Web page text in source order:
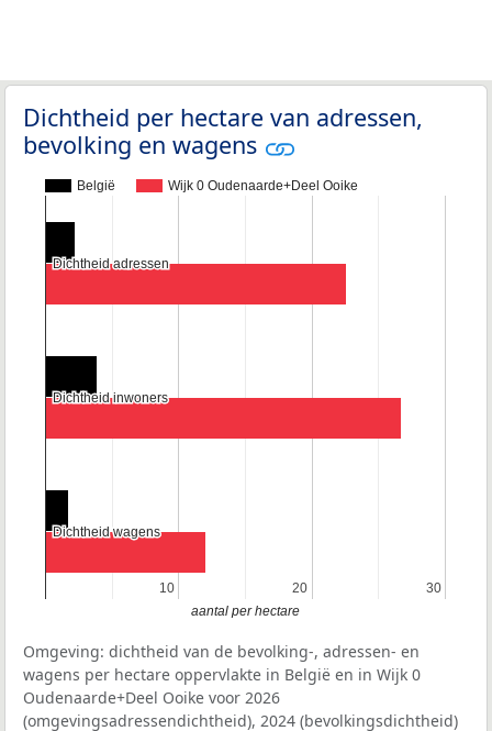
Dichtheid per hectare van adressen,
bevolking en wagens
België Wijk 0 Oudenaarde+Deel Ooike
10
10 20
20 30
30
Dichtheid adressen
Dichtheid adressen
Dichtheid inwoners
Dichtheid inwoners
Dichtheid wagens
Dichtheid wagens
aantal per hectare
Omgeving: dichtheid van de bevolking-, adressen- en
wagens per hectare oppervlakte in België en in Wijk 0
Oudenaarde+Deel Ooike voor 2026
(omgevingsadressendichtheid), 2024 (bevolkingsdichtheid)